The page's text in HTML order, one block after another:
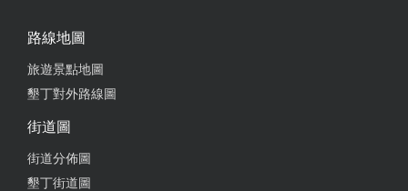
路線地圖
旅遊景點地圖
墾丁對外路線圖
街道圖
街道分佈圖
墾丁街道圖